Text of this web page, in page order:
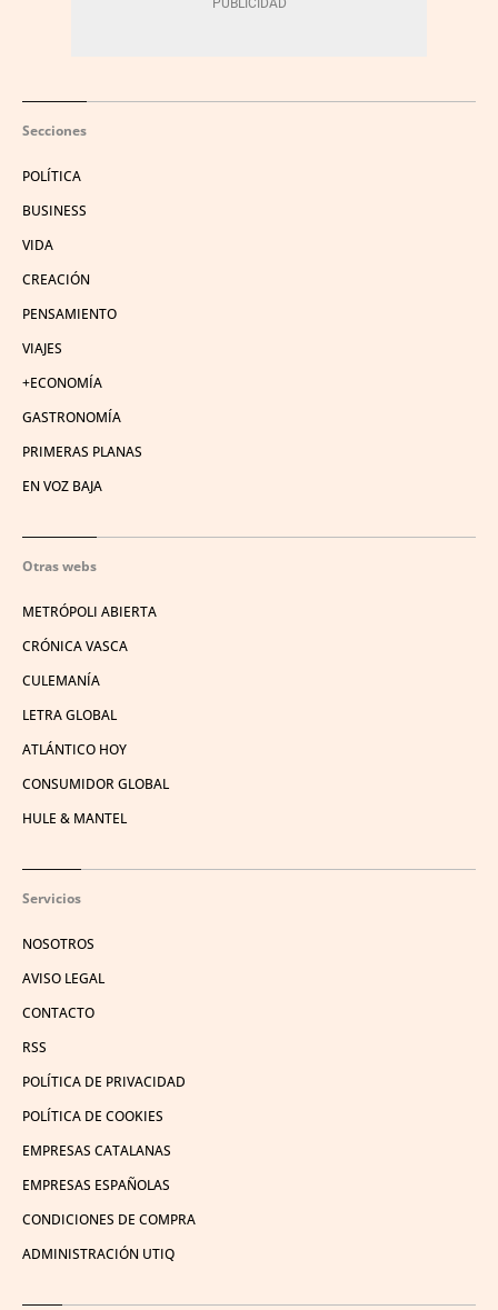
Secciones
POLÍTICA
BUSINESS
VIDA
CREACIÓN
PENSAMIENTO
VIAJES
+ECONOMÍA
GASTRONOMÍA
PRIMERAS PLANAS
EN VOZ BAJA
Otras webs
METRÓPOLI ABIERTA
CRÓNICA VASCA
CULEMANÍA
LETRA GLOBAL
ATLÁNTICO HOY
CONSUMIDOR GLOBAL
HULE & MANTEL
Servicios
NOSOTROS
AVISO LEGAL
CONTACTO
RSS
POLÍTICA DE PRIVACIDAD
POLÍTICA DE COOKIES
EMPRESAS CATALANAS
EMPRESAS ESPAÑOLAS
CONDICIONES DE COMPRA
ADMINISTRACIÓN UTIQ